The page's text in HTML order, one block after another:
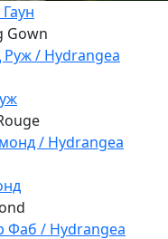
Gown